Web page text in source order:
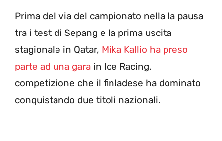
Prima del via del campionato nella la pausa
tra i test di Sepang e la prima uscita
stagionale in Qatar, Mika Kallio ha preso
parte ad una gara in Ice Racing,
competizione che il finladese ha dominato
conquistando due titoli nazionali.